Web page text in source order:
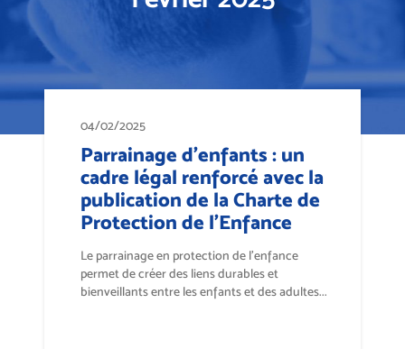
04/02/2025
Parrainage d’enfants : un
cadre légal renforcé avec la
publication de la Charte de
Protection de l’Enfance
Le parrainage en protection de l’enfance
permet de créer des liens durables et
bienveillants entre les enfants et des adultes...